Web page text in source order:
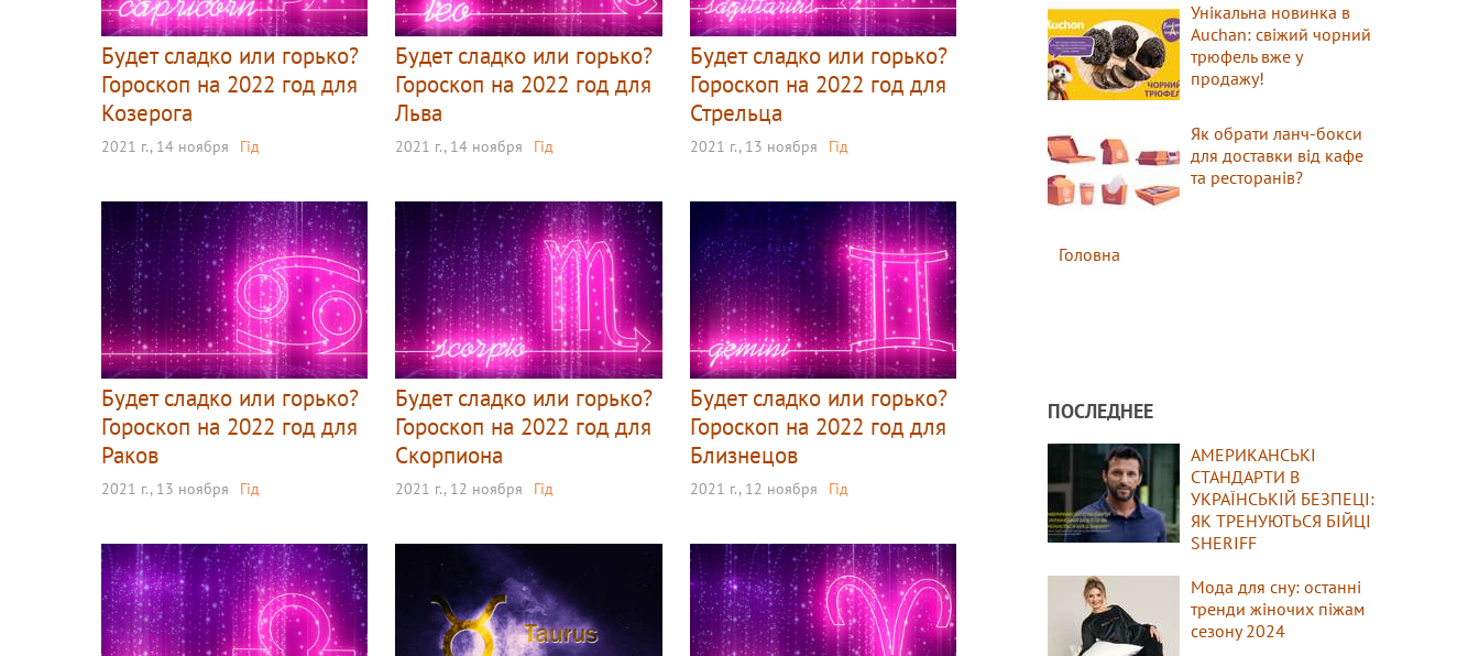
Будет сладко или горько?
Гороскоп на 2022 год для
Козерога
2021 г., 14 ноября Гід
Будет сладко или горько?
Гороскоп на 2022 год для
Льва
2021 г., 14 ноября Гід
Будет сладко или горько?
Гороскоп на 2022 год для
Стрельца
2021 г., 13 ноября Гід
Будет сладко или горько?
Гороскоп на 2022 год для
Раков
2021 г., 13 ноября Гід
Будет сладко или горько?
Гороскоп на 2022 год для
Скорпиона
2021 г., 12 ноября Гід
Будет сладко или горько?
Гороскоп на 2022 год для
Близнецов
2021 г., 12 ноября Гід
Унікальна новинка в
Auchan: свіжий чорний
трюфель вже у
продажу!
Як обрати ланч-бокси
для доставки від кафе
та ресторанів?
Головна
ПОСЛЕДНЕЕ
АМЕРИКАНСЬКІ
СТАНДАРТИ В
УКРАЇНСЬКІЙ БЕЗПЕЦІ:
ЯК ТРЕНУЮТЬСЯ БІЙЦІ
SHERIFF
Мода для сну: останні
тренди жіночих піжам
сезону 2024